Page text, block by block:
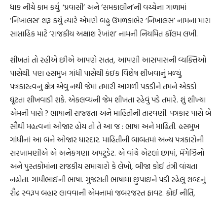
ધાક નીચે કામ કર્યું. ‘પ્રવાસી’ અને ‘સમકાલીન’ની વચ્ચેના ગાળામાં
‘નિખાલસ’ શરૂ કર્યું ત્યારે એમણે બહુ ઉમળકાભેર ‘નિખાલસ’ નામના મારા
સાપ્તાહિક માટે ’રાજકીય અક્ષાંશ રેખાંશ’ નામની નિયમિત કૉલમ લખી.
શીખતાં તો રહીએ છીએ આપણે સતત, આપણી આસપાસની વ્યક્તિઓ
પાસેથી. પણ હસમુખ ગાંધી પાસેથી કંઇક વિશેષ શીખવાનું મળ્યું.
પત્રકારત્વનું ક્ષેત્ર એવું નથી જેમાં તમારી આંગળી પકડીને તમને એકડો
ઘૂંટતા શીખવાડી શકે. એકલવ્યની જેમ શીખતા રહેવું પડે તમારે. શું શીખ્યા
એમની પાસે ? ભાષાની સજ્જતા અને માહિતીની તારવણી. પત્રકાર પાસે બે
સૌથી મહત્વનાં ઓજાર હોય તો તે આ જ : ભાષા અને માહિતી. હસમુખ
ગાંધીનાં આ બંને ઓજાર ધારદાર. માહિતીની બાબતમાં અન્ય પત્રકારોની
સરખામણીએ એ અનેકગણા અપટુડેટ. એ વાંચે એટલાં છાપાં, મૅગેઝિનો
અને પુસ્તકોમાંના રાજકીય સમાચારો કે લેખો, બીજા કોઈ તંત્રી વાંચતા
નહોતા. ગાંધીભાઈની ભાષા. ગુજરાતી ભાષામાં છુપાઇને પડી રહેલું શબ્દનું
રૌદ્ર સ્વરૂપ બહાર લાવવાની એમનામાં જબરજસ્ત ફાવટ. કોઈ નીતિ,